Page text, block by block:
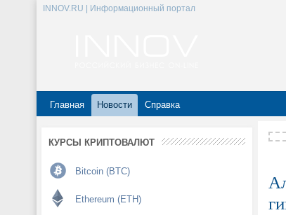
INNOV.RU | Информационный портал
Главная Новости Справка
КУРСЫ КРИПТОВАЛЮТ
Bitcoin (BTC)
Ethereum (ETH)